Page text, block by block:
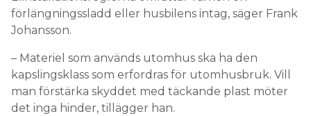
förlängningssladd eller husbilens intag, säger Frank
Johansson.
– Materiel som används utomhus ska ha den
kapslingsklass som erfordras för utomhusbruk. Vill
man förstärka skyddet med täckande plast möter
det inga hinder, tillägger han.